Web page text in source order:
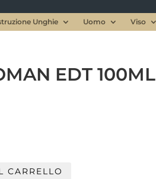
Unghie Uomo Viso
EDT 100ML
CARRELLO